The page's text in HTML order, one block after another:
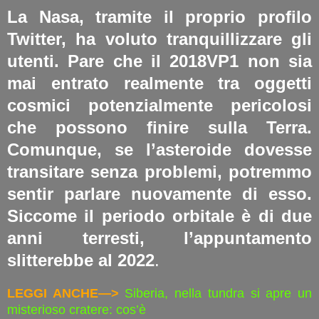
La Nasa, tramite il proprio profilo
Twitter, ha voluto tranquillizzare gli
utenti. Pare che il 2018VP1 non sia
mai entrato realmente tra oggetti
cosmici potenzialmente pericolosi
che possono finire sulla Terra.
Comunque, se l’asteroide dovesse
transitare senza problemi, potremmo
sentir parlare nuovamente di esso.
Siccome il periodo orbitale è di due
anni terresti, l’appuntamento
slitterebbe al 2022.
LEGGI ANCHE—> Siberia, nella tundra si apre un
misterioso cratere: cos’è